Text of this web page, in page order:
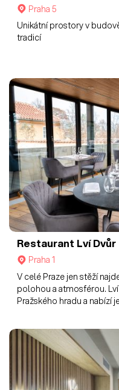
Praha 5
Unikátní prostory v
tradicí
Restaurant Lví Dvůr
Praha 1
V celé Praze jen stěží
polohou a atmosférou.
Pražského hradu a nabízí